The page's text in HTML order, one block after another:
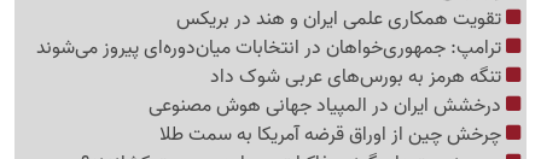
تقویت همکاری علمی ایران و هند در بریکس
ترامپ: جمهوری‌خواهان در انتخابات میان‌دوره‌ای پیروز می‌شوند
تنگه هرمز به بورس‌های عربی شوک داد
درخشش ایران در المپیاد جهانی هوش مصنوعی
چرخش چین از اوراق قرضه آمریکا به سمت طلا